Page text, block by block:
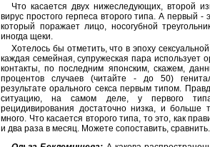
Что касается двух нижеследующих, второй
вирус простого герпеса второго типа. А первый -
который поражает лицо, носогубной
иногда щеки.
Хотелось бы отметить, что в эпоху
каждая семейная, супружеская пара использует
контакты, по последним японским, скажем,
процентов случаев (читайте - до 50)
результате орального секса первым типом.
ситуацию, на самом деле, у первого
рецидивирования достаточно низка, и больше
много. Что касается второго типа, то это, как
и два раза в месяц. Можете сопоставить, сравнить.